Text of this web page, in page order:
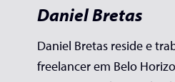
Daniel Bretas
Daniel Bretas reside e
freelancer em Belo